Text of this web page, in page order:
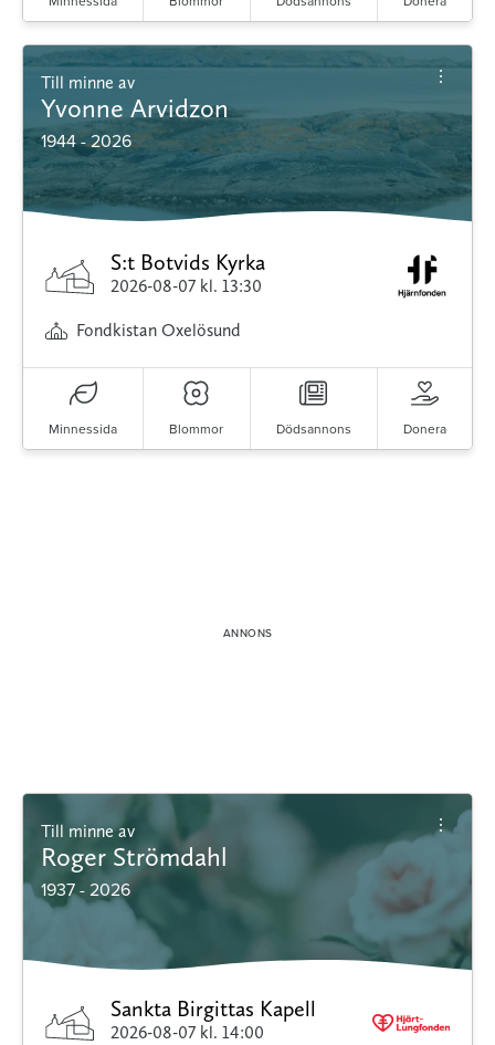
Till minne av
Yvonne Arvidzon
1944 - 2026
S:t Botvids Kyrka
2026-08-07 kl. 13:30
Fondkistan Oxelösund
Minnessida Blommor Dödsannons Donera
Till minne av
Roger Strömdahl
1937 - 2026
Sankta Birgittas Kapell
2026-08-07 kl. 14:00